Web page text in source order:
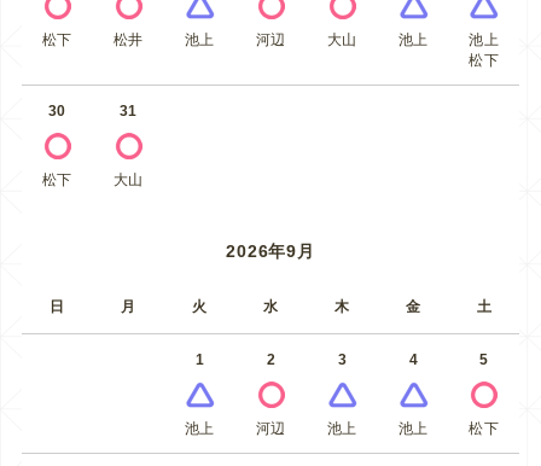
松下 松井 池上 河辺 大山 池上
池上
松下
30
松下
31
大山
2026年9月
日 月 火 水 木 金 土
1
池上
2
河辺
3
池上
4
池上
5
松下